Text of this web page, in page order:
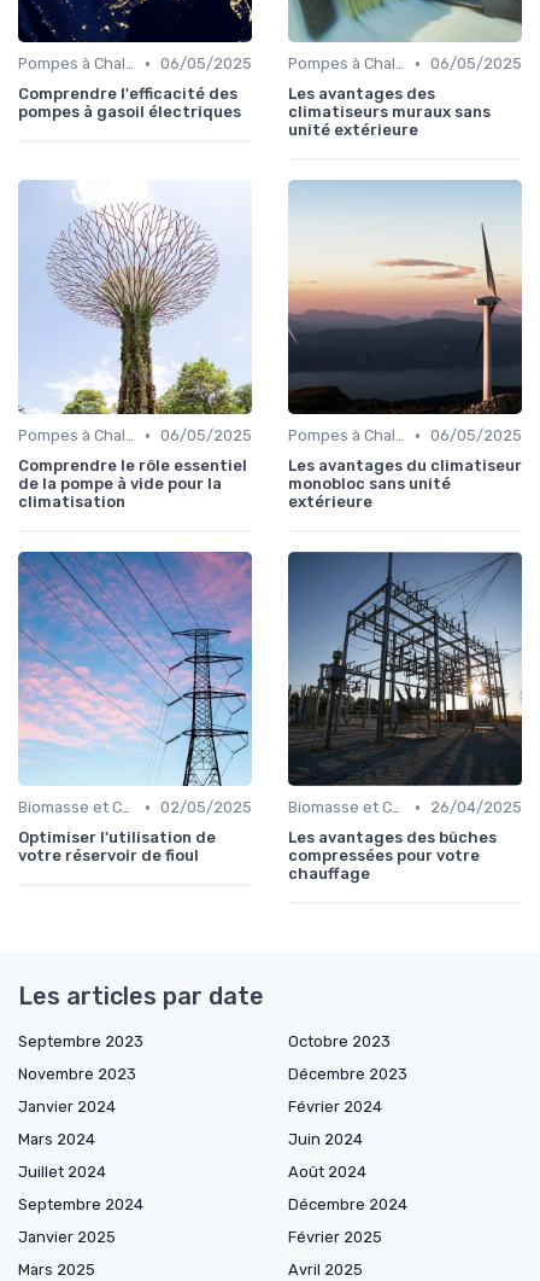
Pompes à Chaleur et Géothermie • 06/05/2025
Comprendre l'efficacité des
pompes à gasoil électriques
Pompes à Chaleur et Géothermie • 06/05/2025
Les avantages des
climatiseurs muraux sans
unité extérieure
Pompes à Chaleur et Géothermie • 06/05/2025
Comprendre le rôle essentiel
de la pompe à vide pour la
climatisation
Pompes à Chaleur et Géothermie • 06/05/2025
Les avantages du climatiseur
monobloc sans unité
extérieure
Biomasse et Chauffage Écologique • 02/05/2025
Optimiser l'utilisation de
votre réservoir de fioul
Biomasse et Chauffage Écologique •
26/04/2025
Les avantages des bûches
compressées pour votre
chauffage
Les articles par date
Septembre 2023
Octobre 2023
Novembre 2023
Décembre 2023
Janvier 2024
Février 2024
Mars 2024
Juin 2024
Juillet 2024
Août 2024
Septembre 2024
Décembre 2024
Janvier 2025
Février 2025
Mars 2025
Avril 2025